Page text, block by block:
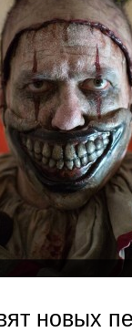
новых